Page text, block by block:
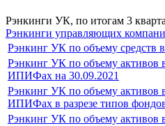
Рэнкинги УК, по итогам 3
Рэнкинги управляющих
Рэнкинг УК по объему средств
Рэнкинг УК по объему
ИПИФах на 30.09.2021
Рэнкинг УК по объему
ИПИФах в разрезе типов
Рэнкинг УК по объему активов